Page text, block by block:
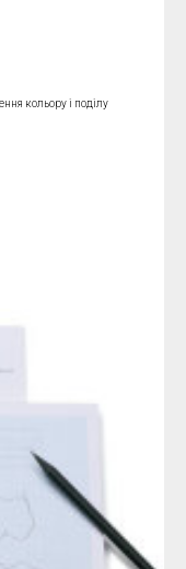
кольору і поділу